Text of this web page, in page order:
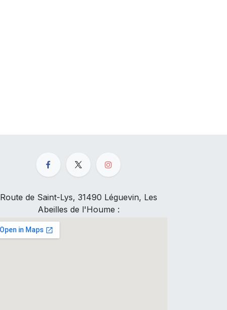
Route de Saint-Lys, 31490 Léguevin, Les
Abeilles de l'Houme :